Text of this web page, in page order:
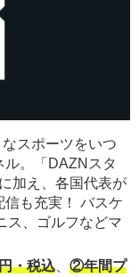
スポーツをいつ
ル。「DAZNスタ
加え、各国代表が
信も充実！ バスケ
ス、ゴルフなどマ
・税込、 ②年間プ